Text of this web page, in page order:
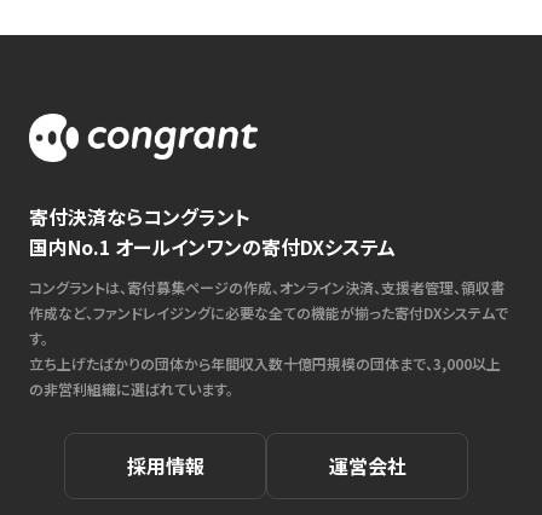
寄付決済ならコングラント
国内No.1 オールインワンの寄付DXシステム
コングラントは、寄付募集ページの作成、オンライン決済、支援者管理、領収書
作成など、ファンドレイジングに必要な全ての機能が揃った寄付DXシステムで
す。
立ち上げたばかりの団体から年間収入数十億円規模の団体まで、3,000以上
の非営利組織に選ばれています。
採用情報 運営会社